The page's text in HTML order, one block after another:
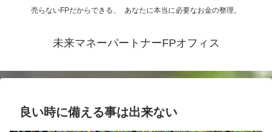
売らないFPだからできる、 あなたに本当に必要なお金の整理。
未来マネーパートナーFPオフィス
良い時に備える事は出来ない